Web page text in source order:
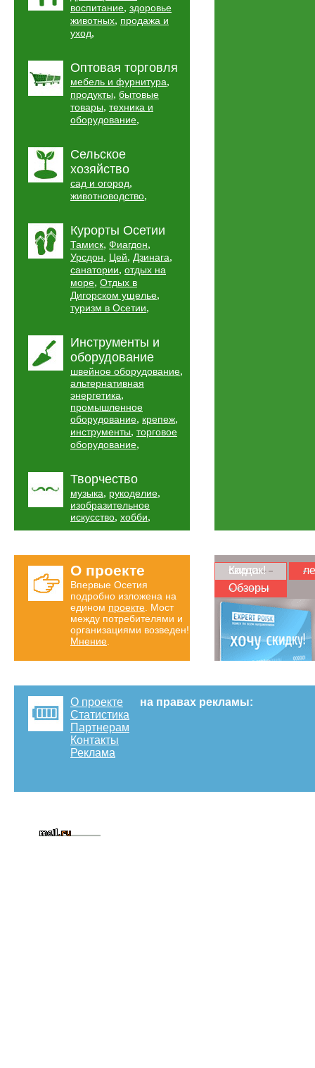
воспитание, здоровье
животных, продажа и
уход,
Оптовая торговля
мебель и фурнитура,
продукты, бытовые
товары, техника и
оборудование,
Сельское
хозяйство
сад и огород,
животноводство,
Курорты Осетии
Тамиск, Фиагдон,
Урсдон, Цей, Дзинага,
санатории, отдых на
море, Отдых в
Дигорском ущелье,
туризм в Осетии,
Инструменты и
оборудование
швейное оборудование,
альтернативная
энергетика,
промышленное
оборудование, крепеж,
инструменты, торговое
оборудование,
Творчество
музыка, рукоделие,
изобразительное
искусство, хобби,
О проекте
Впервые Осетия
подробно изложена на
едином проекте . Мост
между потребителями и
организациями возведен!
Мнение
Карта скидок!
Обзоры
О проекте
Статистика
Партнерам
Контакты
Реклама
на правах рекламы: